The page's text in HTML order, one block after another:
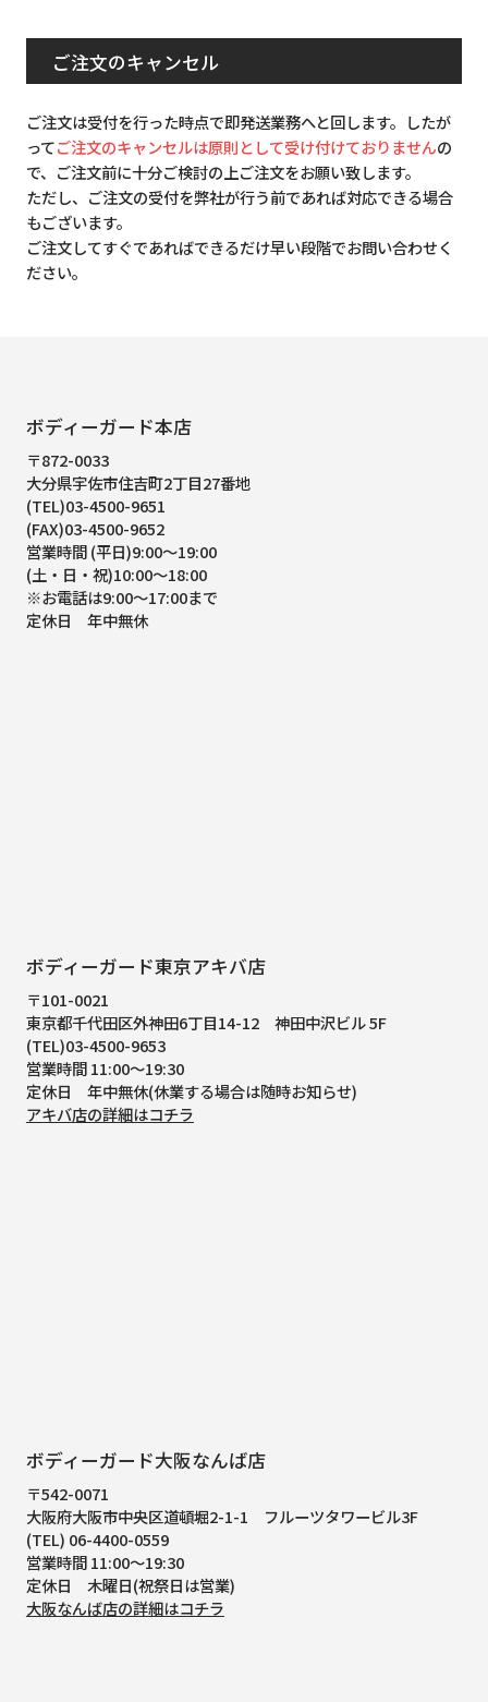
ご注文のキャンセル
ご注文は受付を行った時点で即発送業務へと回します。したが
ってご注文のキャンセルは原則として受け付けておりませんの
で、ご注文前に十分ご検討の上ご注文をお願い致します。
ただし、ご注文の受付を弊社が行う前であれば対応できる場合
もございます。
ご注文してすぐであればできるだけ早い段階でお問い合わせく
ださい。
ボディーガード本店
〒872-0033
大分県宇佐市住吉町2丁目27番地
(TEL)03-4500-9651
(FAX)03-4500-9652
営業時間 (平日)9:00～19:00
(土・日・祝)10:00～18:00
※お電話は9:00～17:00まで
定休日 年中無休
ボディーガード東京アキバ店
〒101-0021
東京都千代田区外神田6丁目14-12 神田中沢ビル 5F
(TEL)03-4500-9653
営業時間 11:00～19:30
定休日 年中無休(休業する場合は随時お知らせ)
アキバ店の詳細はコチラ
ボディーガード大阪なんば店
〒542-0071
大阪府大阪市中央区道頓堀2-1-1
フルーツタワービル3F
(TEL) 06-4400-0559
営業時間 11:00～19:30
定休日 木曜日(祝祭日は営業)
大阪なんば店の詳細はコチラ